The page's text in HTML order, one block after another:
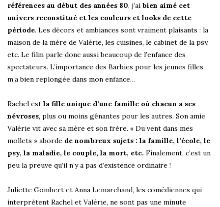
références au début des années 80, j’ai bien aimé cet
univers reconstitué et les couleurs et looks de cette
période. Les décors et ambiances sont vraiment plaisants : la
maison de la mère de Valérie, les cuisines, le cabinet de la psy,
etc. Le film parle donc aussi beaucoup de l’enfance des
spectateurs. L’importance des Barbies pour les jeunes filles
m’a bien replongée dans mon enfance…
Rachel est la fille unique d’une famille où chacun a ses
névroses, plus ou moins gênantes pour les autres. Son amie
Valérie vit avec sa mère et son frère. « Du vent dans mes
mollets » aborde de nombreux sujets : la famille, l’école, le
psy, la maladie, le couple, la mort, etc. Finalement, c’est un
peu la preuve qu’il n’y a pas d’existence ordinaire !
Juliette Gombert et Anna Lemarchand, les comédiennes qui
interprètent Rachel et Valérie, ne sont pas une minute